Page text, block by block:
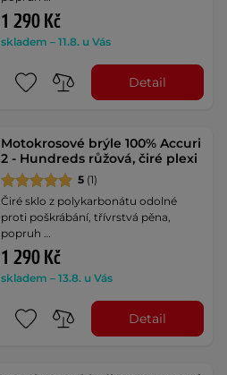
1 290 Kč
skladem – 11.8. u Vás
Detail
Motokrosové brýle 100% Accuri
2 - Hundreds růžová, čiré plexi
5 (1)
Čiré sklo z polykarbonátu odolné
proti poškrábání, třívrstvá pěna,
popruh …
1 290 Kč
skladem – 13.8. u Vás
Detail